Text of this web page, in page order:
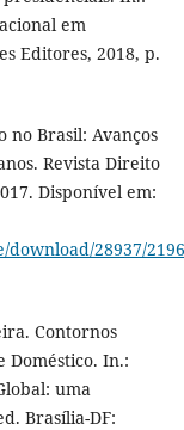
em
Editores, 2018, p.
no Brasil: Avanços
Revista Direito
Disponível em:
28937/
Contornos
Doméstico. In.:
uma
Brasília-DF: